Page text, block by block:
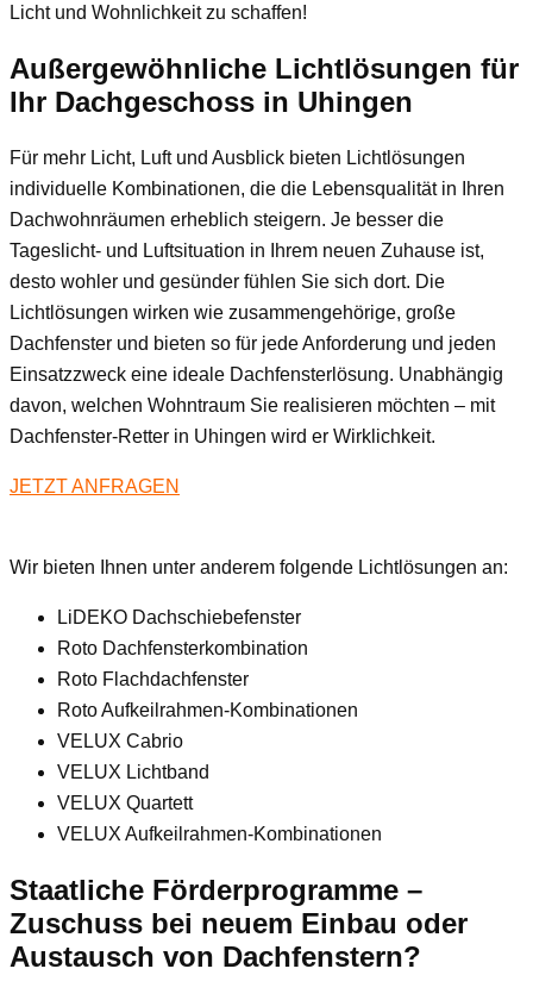
Licht und Wohnlichkeit zu schaffen!
Außergewöhnliche Lichtlösungen für
Ihr Dachgeschoss in Uhingen
Für mehr Licht, Luft und Ausblick bieten Lichtlösungen
individuelle Kombinationen, die die Lebensqualität in Ihren
Dachwohnräumen erheblich steigern. Je besser die
Tageslicht- und Luftsituation in Ihrem neuen Zuhause ist,
desto wohler und gesünder fühlen Sie sich dort. Die
Lichtlösungen wirken wie zusammengehörige, große
Dachfenster und bieten so für jede Anforderung und jeden
Einsatzzweck eine ideale Dachfensterlösung. Unabhängig
davon, welchen Wohntraum Sie realisieren möchten – mit
Dachfenster-Retter in Uhingen wird er Wirklichkeit.
JETZT ANFRAGEN
Wir bieten Ihnen unter anderem folgende Lichtlösungen an:
LiDEKO Dachschiebefenster
Roto Dachfensterkombination
Roto Flachdachfenster
Roto Aufkeilrahmen-Kombinationen
VELUX Cabrio
VELUX Lichtband
VELUX Quartett
VELUX Aufkeilrahmen-Kombinationen
Staatliche Förderprogramme –
Zuschuss bei neuem Einbau oder
Austausch von Dachfenstern?